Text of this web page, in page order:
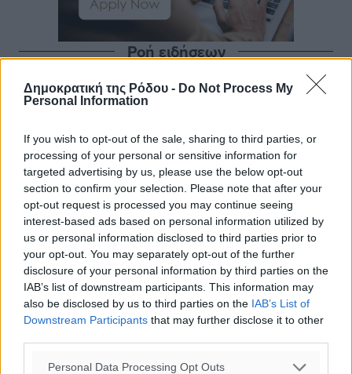
Δημοκρατική της Ρόδου - Do Not Process My
Personal Information
If you wish to opt-out of the sale, sharing to third parties, or
processing of your personal or sensitive information for
targeted advertising by us, please use the below opt-out
section to confirm your selection. Please note that after your
opt-out request is processed you may continue seeing
interest-based ads based on personal information utilized by
us or personal information disclosed to third parties prior to
your opt-out. You may separately opt-out of the further
disclosure of your personal information by third parties on the
IAB’s list of downstream participants. This information may
also be disclosed by us to third parties on the IAB’s List of
Downstream Participants that may further disclose it to other
Personal Data Processing Opt Outs
Ροή ειδήσεων
Η Meridiam ξεκλειδώνει τις έρευνες βυθού στη
Τοπικές Ειδήσεις• πριν 6 ώρες
Παρουσίαση βιβλίου του Α. Χατζημιχαήλ – Τιμητική
εκδήλωση για τους αυτοδιοικητικούς της Κω
Πολιτιστικά• πριν 8 ώρες
Εγκρίθηκε η ηλεκτρική διασύνδεση Ρόδου και Κω
μέσω υποβρύχιων καλωδίων με την ηπειρωτική
Ελλάδα
Τοπικές Ειδήσεις• πριν 8 ώρες
Νέο ανακαινισμένο δημοτικό τουριστικό γραφείο